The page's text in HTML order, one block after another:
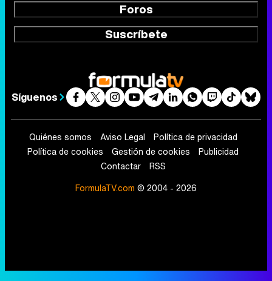
Foros
Suscríbete
Síguenos
Quiénes somos Aviso Legal
Política de privacidad
Política de cookies
Gestión de cookies
Publicidad
Contactar
RSS
FormulaTV.com © 2004 - 2026